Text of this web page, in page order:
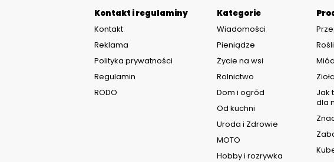
Kontakt i regulaminy
Kontakt
Reklama
Polityka prywatności
Regulamin
RODO
Kategorie
Wiadomości
Pieniądze
Życie na wsi
Rolnictwo
Dom i ogród
Od kuchni
Uroda i Zdrowie
MOTO
Hobby i rozrywka
Jak
dla